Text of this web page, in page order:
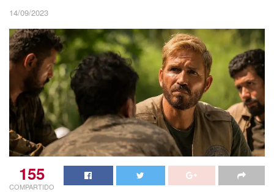
14/09/2023
155
COMPARTIDO